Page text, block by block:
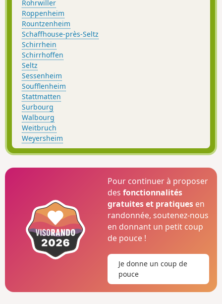
Rohrwiller
Roppenheim
Rountzenheim
Schaffhouse-près-Seltz
Schirrhein
Schirrhoffen
Seltz
Sessenheim
Soufflenheim
Stattmatten
Surbourg
Walbourg
Weitbruch
Weyersheim
Pour continuer à proposer
desfonctionnalités
gratuites et pratiques en
randonnée, soutenez-nous
en donnant un petit coup
de pouce !
Je donne un coup de
pouce